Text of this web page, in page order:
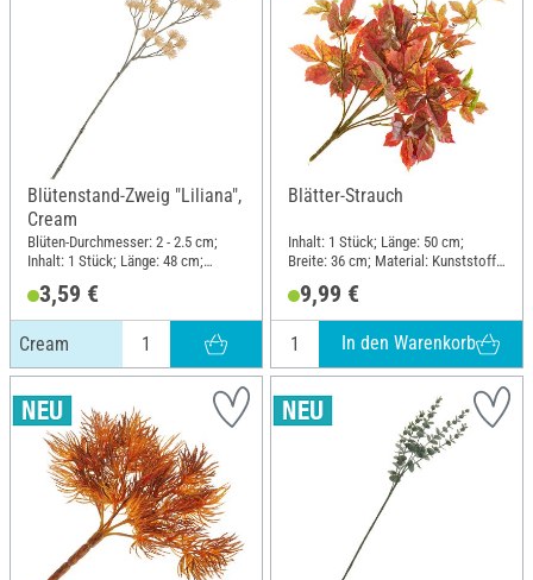
Blütenstand-Zweig "Liliana",
Cream
Blüten-Durchmesser: 2 - 2.5 cm;
Inhalt: 1 Stück; Länge: 48 cm;
Draht
3,59 €
Cream
Blätter-Strauch
Inhalt: 1 Stück; Länge: 50 cm;
Breite: 36 cm; Material: Kunststoff,
9,99 €
In den Warenkorb